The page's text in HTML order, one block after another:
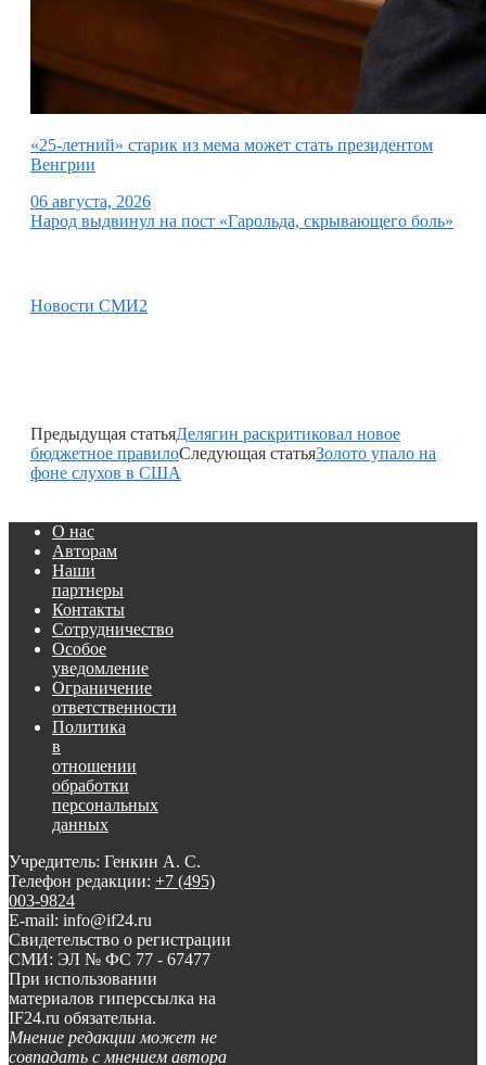
«25-летний» старик из мема может стать президентом
Венгрии
06 августа, 2026
Народ выдвинул на пост «Гарольда, скрывающего боль»
Новости СМИ2
Предыдущая статьяДелягин раскритиковал новое
бюджетное правилоСледующая статьяЗолото упало на
фоне слухов в США
О нас
Авторам
Наши
партнеры
Контакты
Сотрудничество
Особое
уведомление
Ограничение
ответственности
Политика
в
отношении
обработки
персональных
данных
Учредитель: Генкин А. С.
Телефон редакции: +7 (495)
003-9824
E-mail: info@if24.ru
Свидетельство о регистрации
СМИ: ЭЛ № ФС 77 - 67477
При использовании
материалов гиперссылка на
IF24.ru обязательна.
Мнение редакции может не
совпадать с мнением автора